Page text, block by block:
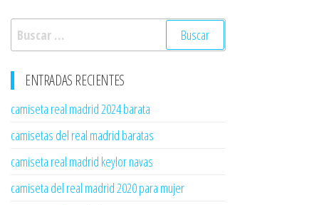
Buscar:
ENTRADAS RECIENTES
camiseta real madrid 2024 barata
camisetas del real madrid baratas
camiseta real madrid keylor navas
camiseta del real madrid 2020 para mujer